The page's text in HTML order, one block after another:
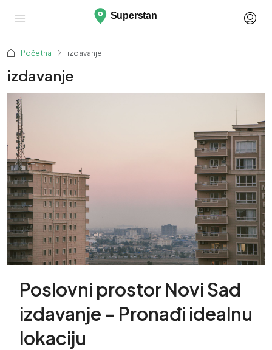
Početna izdavanje
izdavanje
Poslovni prostor Novi Sad
izdavanje – Pronađi idealnu
lokaciju